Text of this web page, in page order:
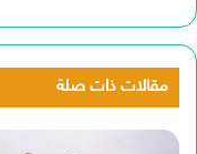
مقالات ذات صلة